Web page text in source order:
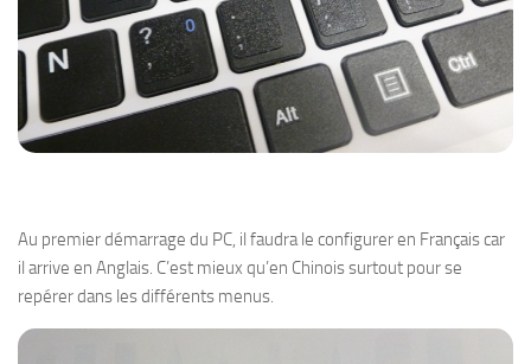
Au premier démarrage du PC, il faudra le configurer en Français car
il arrive en Anglais. C’est mieux qu’en Chinois surtout pour se
repérer dans les différents menus.